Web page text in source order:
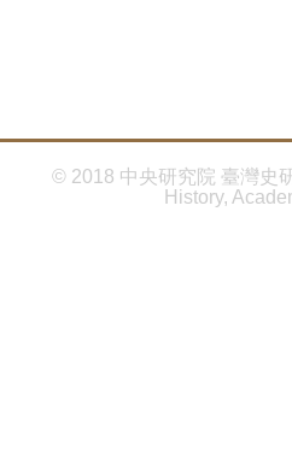
© 2018 中央研究院 臺灣史
History,